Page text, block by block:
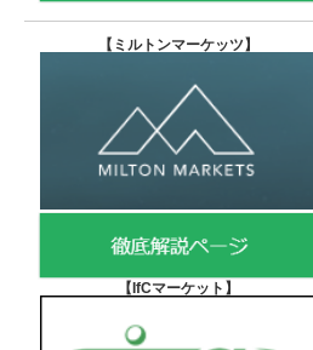
【 ミルトンマーケッツ】
【IfCマーケット 】